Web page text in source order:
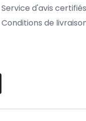
Service d'avis
Conditions de